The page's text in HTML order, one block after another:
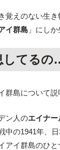
えのない生き
イ群島 」にし
してる
島について説
ン人のエイナ
中の1941年、
アイ群島のひ